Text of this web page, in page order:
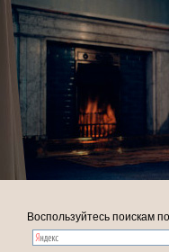
Воспользуйтесь поискам